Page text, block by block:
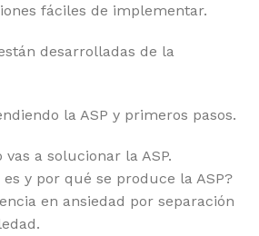
fáciles de implementar.
desarrolladas de la
la ASP y primeros pasos.
vas a solucionar la ASP.
es y por qué se produce la ASP?
en ansiedad por separación